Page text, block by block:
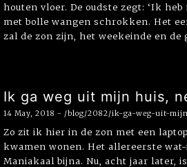
houten vloer. De oudste zegt: ‘Ik
met bolle wangen schrokken. Het
zal de zon zijn, het weekeinde en
Ik ga weg uit mijn huis,
14 May, 2018 - /blog/2082/ik-ga-weg-uit-
Zo zit ik hier in de zon met een
kwamen wonen. Het allereerste
Maniakaal bijna. Nu, acht jaar later,